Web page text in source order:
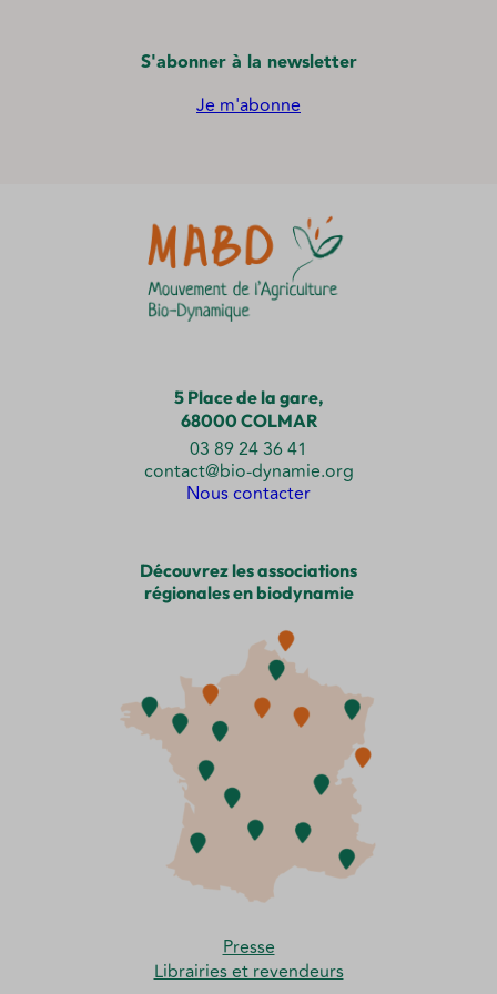
S'abonner à la newsletter
Je m'abonne
5 Place de la gare,
68000 COLMAR
03 89 24 36 41
contact@bio-dynamie.org
Nous contacter
Découvrez les associations
régionales en biodynamie
Presse
Librairies et revendeurs